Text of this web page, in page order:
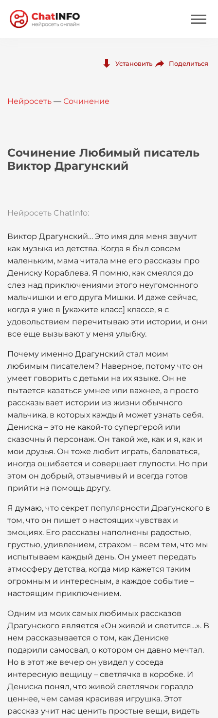
Вход
Установить Поделиться
Нейросеть — Сочинение
Сочинение Любимый писатель
Виктор Драгунский
Нейросеть ChatInfo:
Виктор Драгунский… Это имя для меня звучит
как музыка из детства. Когда я был совсем
маленьким, мама читала мне его рассказы про
Дениску Кораблева. Я помню, как смеялся до
слез над приключениями этого неугомонного
мальчишки и его друга Мишки. И даже сейчас,
когда я уже в [укажите класс] классе, я с
удовольствием перечитываю эти истории, и они
все еще вызывают у меня улыбку.
Почему именно Драгунский стал моим
любимым писателем? Наверное, потому что он
умеет говорить с детьми на их языке. Он не
пытается казаться умнее или важнее, а просто
рассказывает истории из жизни обычного
мальчика, в которых каждый может узнать себя.
Дениска – это не какой-то супергерой или
сказочный персонаж. Он такой же, как и я, как и
мои друзья. Он тоже любит играть, баловаться,
иногда ошибается и совершает глупости. Но при
этом он добрый, отзывчивый и всегда готов
прийти на помощь другу.
Я думаю, что секрет популярности Драгунского в
том, что он пишет о настоящих чувствах и
эмоциях. Его рассказы наполнены радостью,
грустью, удивлением, страхом – всем тем, что мы
испытываем каждый день. Он умеет передать
атмосферу детства, когда мир кажется таким
огромным и интересным, а каждое событие –
настоящим приключением.
Одним из моих самых любимых рассказов
Драгунского является «Он живой и светится…». В
нем рассказывается о том, как Дениске
подарили самосвал, о котором он давно мечтал.
Но в этот же вечер он увидел у соседа
интересную вещицу – светлячка в коробке. И
Дениска понял, что живой светлячок гораздо
ценнее, чем самая красивая игрушка. Этот
рассказ учит нас ценить простые вещи, видеть